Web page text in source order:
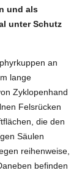
und als
unterSchutz
an
lange
Zyklopenhand
Felsrücken
die den
Säulen
reihenweise,
befinden